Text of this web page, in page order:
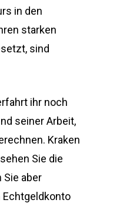
in den
starken
sind
ihr noch
seiner Arbeit,
Kraken
Sie die
Sie aber